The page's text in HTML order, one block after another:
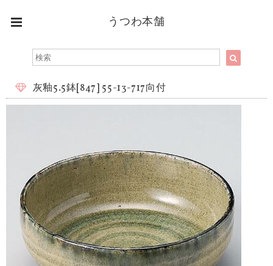
うつわ本舗
灰釉5.5鉢[847] 55-13-717向付